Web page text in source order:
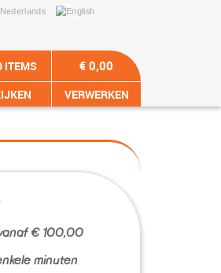
ITEMS
€ 0,00
VERWERKEN
€ 100,00
minuten